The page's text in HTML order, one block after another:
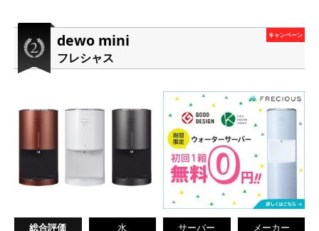
dewo mini
フレシャス
キャンペーン
総合評価 水 サーバー メーカー